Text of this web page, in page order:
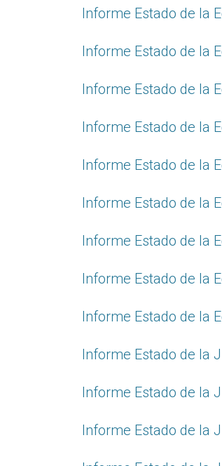
Informe Estado de la
Informe Estado de la
Informe Estado de la
Informe Estado de la
Informe Estado de la
Informe Estado de la
Informe Estado de la
Informe Estado de la
Informe Estado de la
Informe Estado de la
Informe Estado de la
Informe Estado de la